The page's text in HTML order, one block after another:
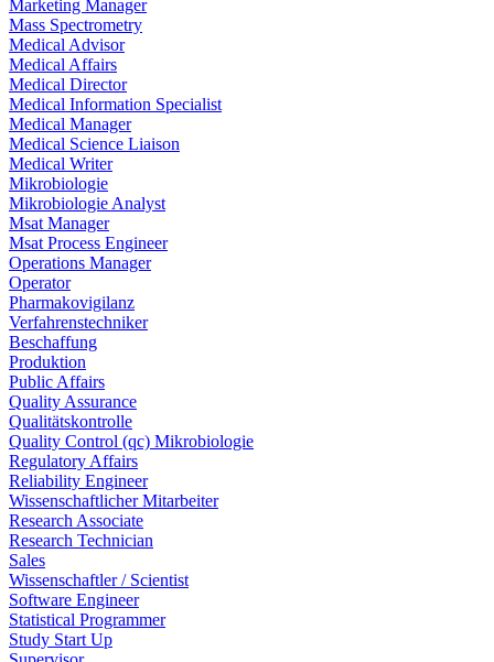
Marketing Manager
Mass Spectrometry
Medical Advisor
Medical Affairs
Medical Director
Medical Information Specialist
Medical Manager
Medical Science Liaison
Medical Writer
Mikrobiologie
Mikrobiologie Analyst
Msat Manager
Msat Process Engineer
Operations Manager
Operator
Pharmakovigilanz
Verfahrenstechniker
Beschaffung
Produktion
Public Affairs
Quality Assurance
Qualitätskontrolle
Quality Control (qc) Mikrobiologie
Regulatory Affairs
Reliability Engineer
Wissenschaftlicher Mitarbeiter
Research Associate
Research Technician
Sales
Wissenschaftler / Scientist
Software Engineer
Statistical Programmer
Study Start Up